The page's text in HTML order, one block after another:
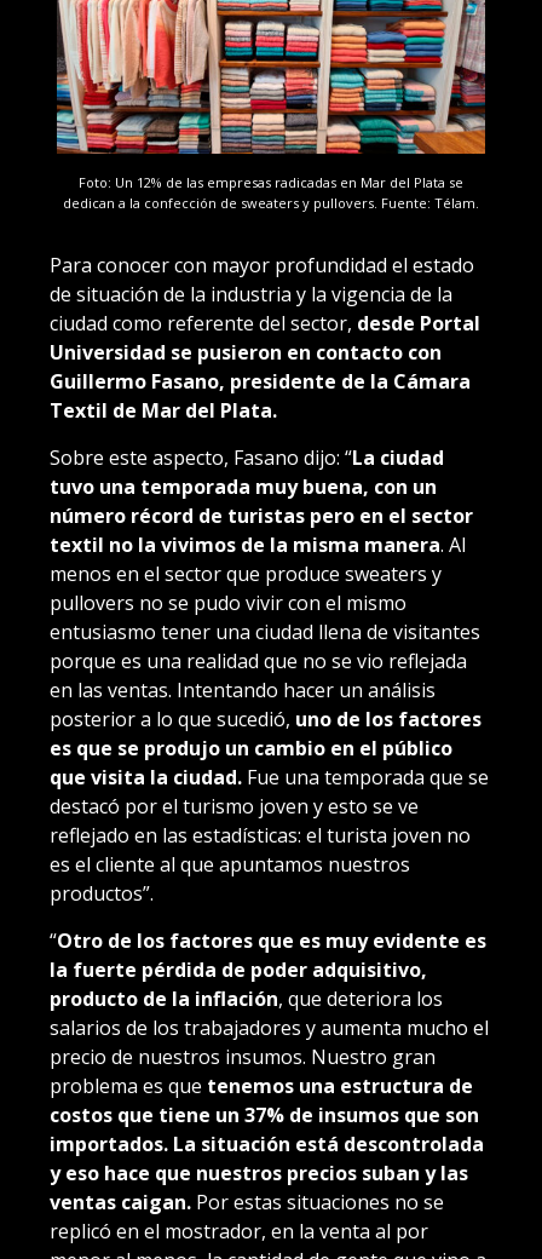
Foto: Un 12% de las empresas radicadas en Mar del Plata se
dedican a la confección de sweaters y pullovers. Fuente: Télam.
Para conocer con mayor profundidad el estado
de situación de la industria y la vigencia de la
ciudad como referente del sector, desde Portal
Universidad se pusieron en contacto con
Guillermo Fasano, presidente de la Cámara
Textil de Mar del Plata.
Sobre este aspecto, Fasano dijo: “La ciudad
tuvo una temporada muy buena, con un
número récord de turistas pero en el sector
textil no la vivimos de la misma manera. Al
menos en el sector que produce sweaters y
pullovers no se pudo vivir con el mismo
entusiasmo tener una ciudad llena de visitantes
porque es una realidad que no se vio reflejada
en las ventas. Intentando hacer un análisis
posterior a lo que sucedió, uno de los factores
es que se produjo un cambio en el público
que visita la ciudad. Fue una temporada que se
destacó por el turismo joven y esto se ve
reflejado en las estadísticas: el turista joven no
es el cliente al que apuntamos nuestros
productos”.
“Otro de los factores que es muy evidente es
la fuerte pérdida de poder adquisitivo,
producto de la inflación, que deteriora los
salarios de los trabajadores y aumenta mucho el
precio de nuestros insumos. Nuestro gran
problema es que tenemos una estructura de
costos que tiene un 37% de insumos que son
importados. La situación está descontrolada
y eso hace que nuestros precios suban y las
ventas caigan. Por estas situaciones no se
replicó en el mostrador, en la venta al por